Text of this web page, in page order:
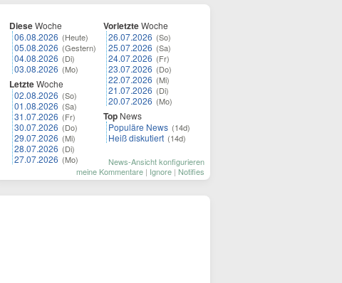
DieseWoche
06.08.2026 (Heute)
05.08.2026 (Gestern)
04.08.2026 (Di)
03.08.2026 (Mo)
LetzteWoche
02.08.2026 (So)
01.08.2026 (Sa)
31.07.2026 (Fr)
30.07.2026 (Do)
29.07.2026 (Mi)
28.07.2026 (Di)
27.07.2026 (Mo)
VorletzteWoche
26.07.2026 (So)
25.07.2026 (Sa)
24.07.2026 (Fr)
23.07.2026 (Do)
22.07.2026 (Mi)
21.07.2026 (Di)
20.07.2026 (Mo)
Top News
Populäre News (14d)
Heiß diskutiert (14d)
News-Ansicht konfigurieren
meine Kommentare | Ignore | Notifies